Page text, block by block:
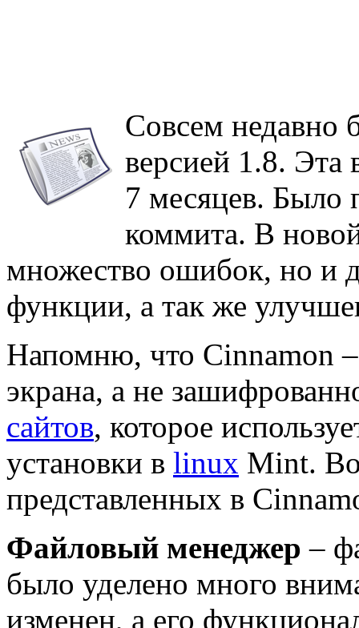
Совсем недавно
версией 1.8. Эта
7 месяцев. Было
коммита. В
множество ошибок, но и
функции, а так же
Напомню, что Cinnamon
экрана, а не
сайтов, которое
установки в linux Mint.
представленных в
Файловый менеджер–
было уделено много
изменен, а его